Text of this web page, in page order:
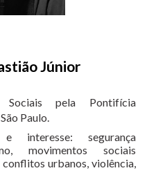
Júnior
pela Pontifícia
Paulo.
interesse: segurança
movimentos sociais
urbanos, violência,